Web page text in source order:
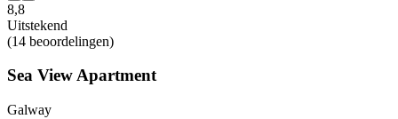
8,8
Uitstekend
(14 beoordelingen)
Sea View Apartment
Galway